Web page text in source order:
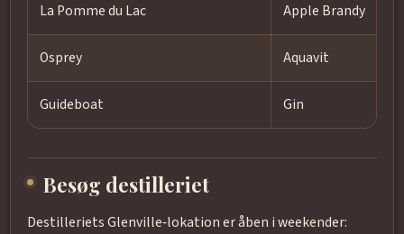
La Pomme du Lac Apple Brandy
Osprey Aquavit
Guideboat Gin
Besøg destilleriet
Destilleriets Glenville‑lokation er åben i weekender: